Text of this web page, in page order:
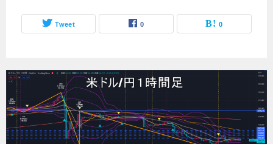
Tweet 0 0